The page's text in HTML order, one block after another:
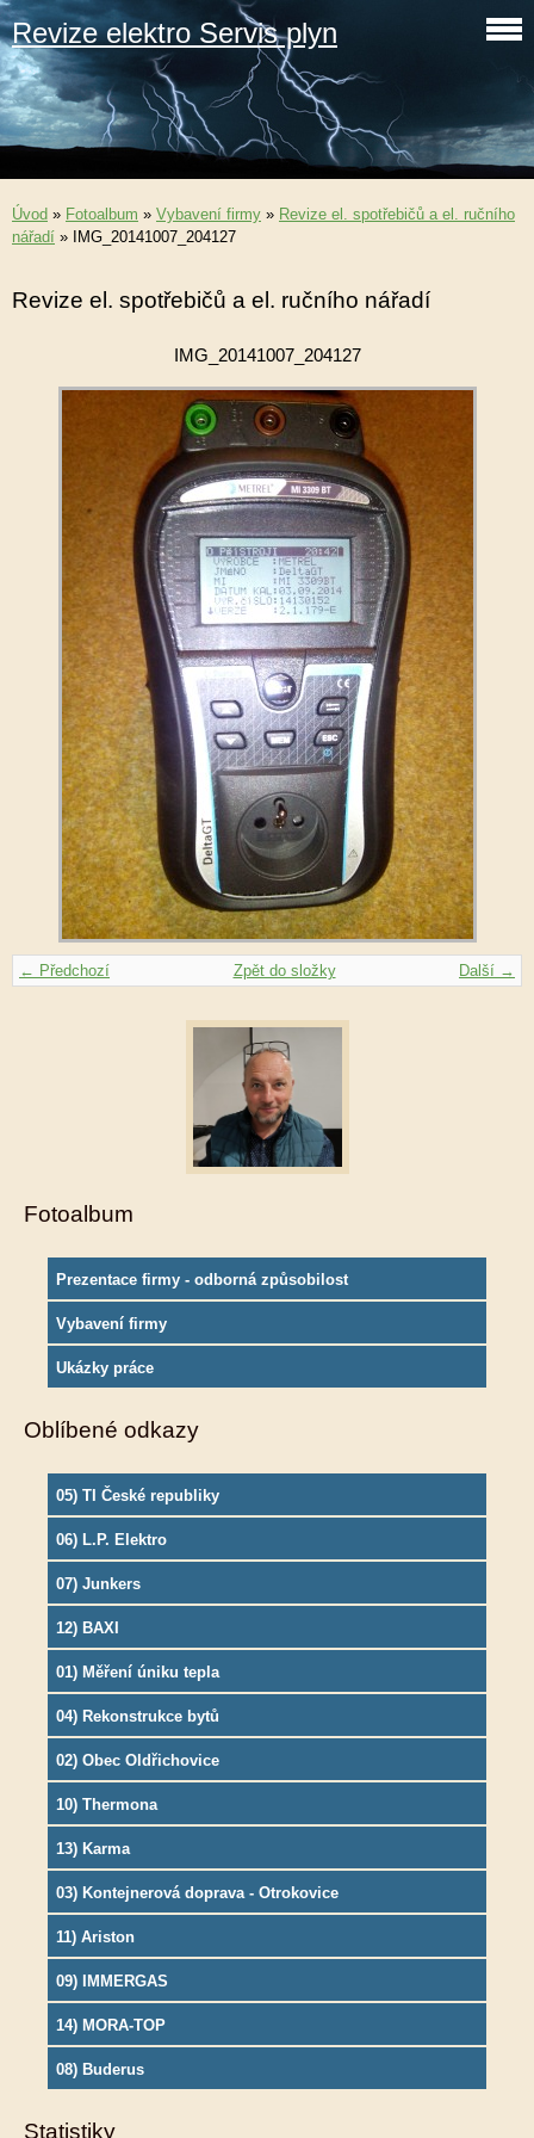
Revize elektro Servis plyn
Úvod » Fotoalbum » Vybavení firmy » Revize el. spotřebičů a el. ručního
nářadí » IMG_20141007_204127
Revize el. spotřebičů a el. ručního nářadí
IMG_20141007_204127
← Předchozí Další →
Zpět do složky
Fotoalbum
Prezentace firmy - odborná způsobilost
Vybavení firmy
Ukázky práce
Oblíbené odkazy
05) TI České republiky
06) L.P. Elektro
07) Junkers
12) BAXI
01) Měření úniku tepla
04) Rekonstrukce bytů
02) Obec Oldřichovice
10) Thermona
13) Karma
03) Kontejnerová doprava - Otrokovice
11) Ariston
09) IMMERGAS
14) MORA-TOP
08) Buderus
Statistiky